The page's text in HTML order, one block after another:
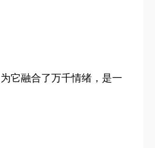
它融合了万千情绪，是一